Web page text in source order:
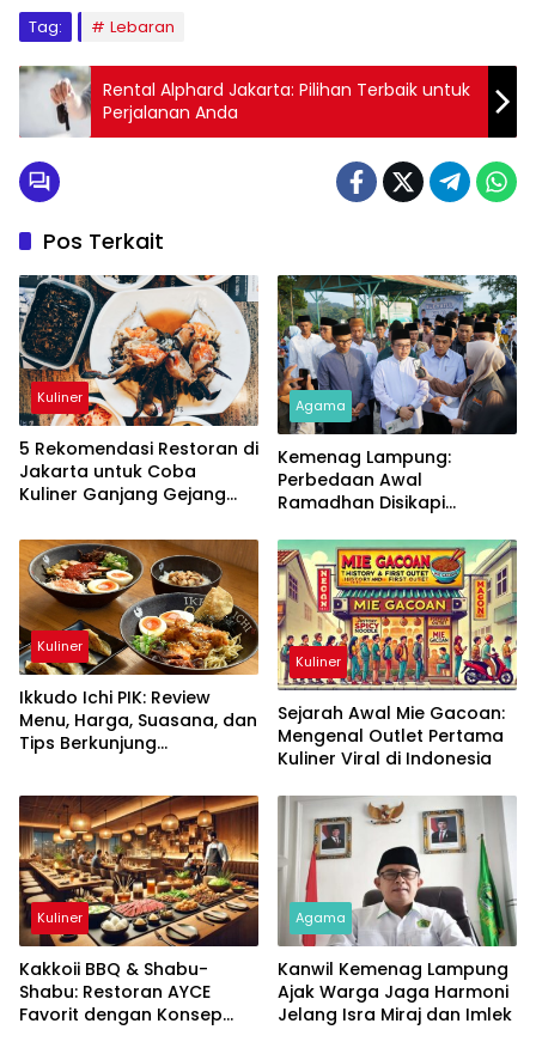
Tag: Lebaran
Rental Alphard Jakarta: Pilihan Terbaik untuk
Perjalanan Anda
Pos Terkait
Kuliner
5 Rekomendasi Restoran di
Jakarta untuk Coba
Kuliner Ganjang Gejang
Agama
Kemenag Lampung:
Perbedaan Awal
Ramadhan Disikapi
Kuliner
Ikkudo Ichi PIK: Review
Menu, Harga, Suasana, dan
Tips Berkunjung
Kuliner
Sejarah Awal Mie Gacoan:
Mengenal Outlet Pertama
Kuliner Viral di Indonesia
Kuliner
Kakkoii BBQ & Shabu-
Shabu: Restoran AYCE
Favorit dengan Konsep
Agama
Kanwil Kemenag Lampung
Ajak Warga Jaga Harmoni
Jelang Isra Miraj dan Imlek